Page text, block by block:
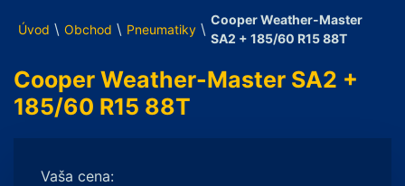
Úvod \ Obchod \ Pneumatiky \
Cooper Weather-Master
SA2 + 185/60 R15 88T
Cooper Weather-Master SA2 +
185/60 R15 88T
Vaša cena: